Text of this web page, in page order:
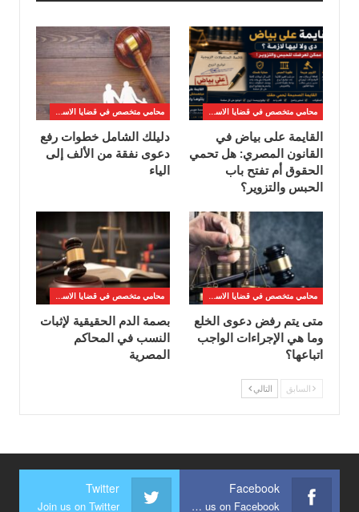
محامي متخصص في قضايا الاسره
القايمة على بياض في
القانون المصري: هل تحمي
الحقوق أم تفتح باب
الحبس والتزوير؟
محامي متخصص في قضايا الاسره
دليلك الشامل خطوات رفع
دعوى نفقة من الألف إلى
الياء
محامي متخصص في قضايا الاسره
متى يتم رفض دعوى الخلع
وما هي الإجراءات الواجب
اتباعها؟
محامي متخصص في قضايا الاسره
بصمة الدم الحقيقية لإثبات
النسب في المحاكم
المصرية
السابق التالي
Facebook
Join us on Facebook
Twitter
Join us on Twitter